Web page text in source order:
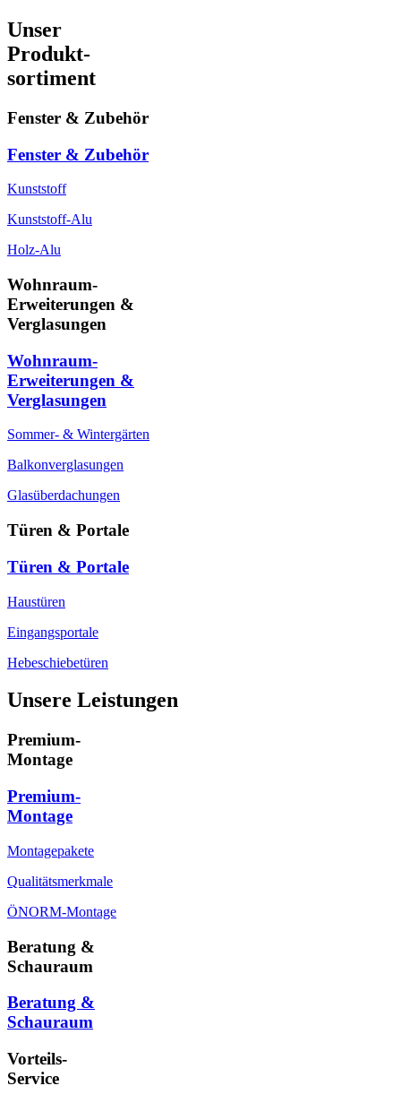
Unser
Produkt-
sortiment
Fenster & Zubehör
Fenster & Zubehör
Kunststoff
Kunststoff-Alu
Holz-Alu
Wohnraum-
Erweiterungen &
Verglasungen
Wohnraum-
Erweiterungen &
Verglasungen
Sommer- & Wintergärten
Balkonverglasungen
Glasüberdachungen
Türen & Portale
Türen & Portale
Haustüren
Eingangsportale
Hebeschiebetüren
Unsere Leistungen
Premium-
Montage
Premium-
Montage
Montagepakete
Qualitätsmerkmale
ÖNORM-Montage
Beratung &
Schauraum
Beratung &
Schauraum
Vorteils-
Service